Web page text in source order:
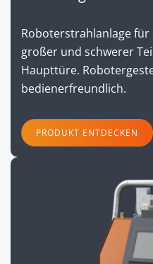
Roboterstrahlanlage
großer und schwerer
Haupttüre.
bedienerfreundlich.
PRODUKT ENTDECKEN